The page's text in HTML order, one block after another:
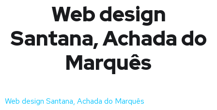
Web design
Santana, Achada do
Marquês
Web design Santana, Achada do Marquês